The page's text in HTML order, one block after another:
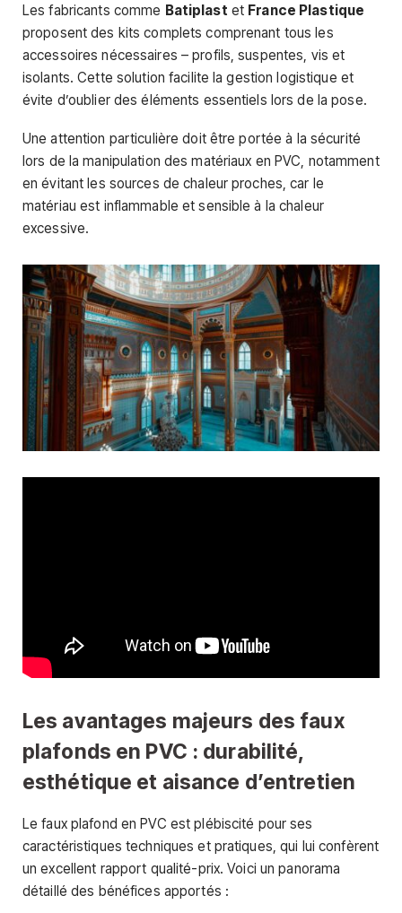
Les fabricants comme Batiplast et France Plastique
proposent des kits complets comprenant tous les
accessoires nécessaires – profils, suspentes, vis et
isolants. Cette solution facilite la gestion logistique et
évite d’oublier des éléments essentiels lors de la pose.
Une attention particulière doit être portée à la sécurité
lors de la manipulation des matériaux en PVC, notamment
en évitant les sources de chaleur proches, car le
matériau est inflammable et sensible à la chaleur
excessive.
Les avantages majeurs des faux
plafonds en PVC : durabilité,
esthétique et aisance d’entretien
Le faux plafond en PVC est plébiscité pour ses
caractéristiques techniques et pratiques, qui lui confèrent
un excellent rapport qualité-prix. Voici un panorama
détaillé des bénéfices apportés :